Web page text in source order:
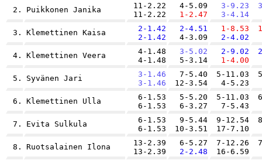
2. Puikkonen Janika
11-2.22
11-2.22
4-5.09
1-2.47
3-9.23
3-4.14
3. Klemettinen Kaisa
2-1.42
2-1.42
2-4.51
4-3.09
1-8.53
2-4.02
4. Klemettinen Veera
4-1.48
4-1.48
3-5.02
5-3.14
2-9.02
1-4.00
5. Syvänen Jari
3-1.46
3-1.46
7-5.40
12-3.54
5-11.03
4-5.23
6. Klemettinen Ulla
6-1.53
6-1.53
5-5.20
6-3.27
5-11.03
7-5.43
7. Evita Sulkula
6-1.53
6-1.53
9-5.44
10-3.51
9-12.54
17-7.10
8. Ruotsalainen Ilona
13-2.39
13-2.39
6-5.27
2-2.48
7-12.26
16-6.59